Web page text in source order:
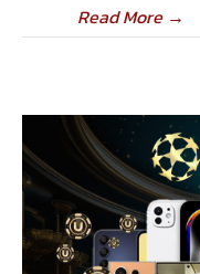
Read More→